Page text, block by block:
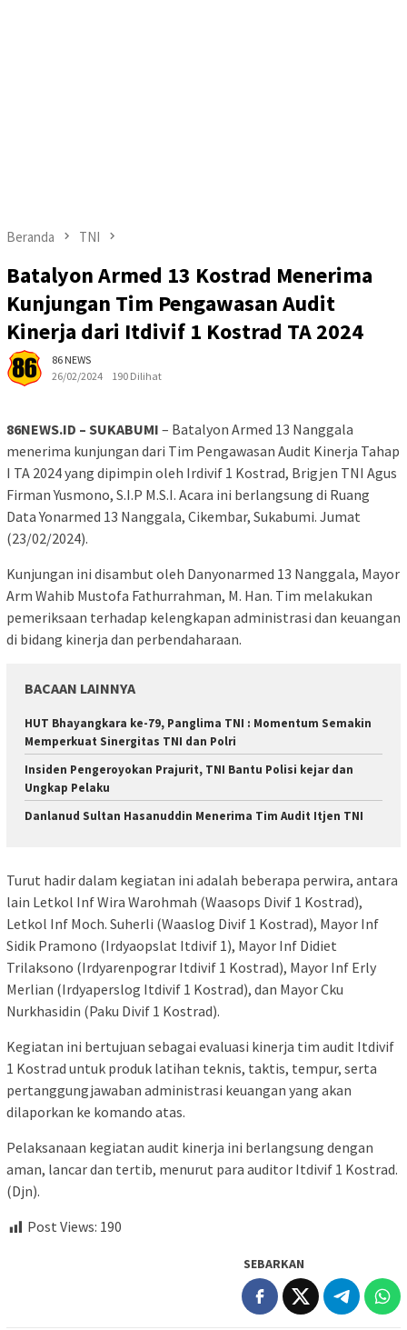
Beranda TNI
Batalyon Armed 13 Kostrad Menerima
Kunjungan Tim Pengawasan Audit
Kinerja dari Itdivif 1 Kostrad TA 2024
86 NEWS
26/02/2024
190 Dilihat
86NEWS.ID – SUKABUMI – Batalyon Armed 13 Nanggala
menerima kunjungan dari Tim Pengawasan Audit Kinerja Tahap
I TA 2024 yang dipimpin oleh Irdivif 1 Kostrad, Brigjen TNI Agus
Firman Yusmono, S.I.P M.S.I. Acara ini berlangsung di Ruang
Data Yonarmed 13 Nanggala, Cikembar, Sukabumi. Jumat
(23/02/2024).
Kunjungan ini disambut oleh Danyonarmed 13 Nanggala, Mayor
Arm Wahib Mustofa Fathurrahman, M. Han. Tim melakukan
pemeriksaan terhadap kelengkapan administrasi dan keuangan
di bidang kinerja dan perbendaharaan.
BACAAN LAINNYA
HUT Bhayangkara ke-79, Panglima TNI : Momentum Semakin
Memperkuat Sinergitas TNI dan Polri
Insiden Pengeroyokan Prajurit, TNI Bantu Polisi kejar dan
Ungkap Pelaku
Danlanud Sultan Hasanuddin Menerima Tim Audit Itjen TNI
Turut hadir dalam kegiatan ini adalah beberapa perwira, antara
lain Letkol Inf Wira Warohmah (Waasops Divif 1 Kostrad),
Letkol Inf Moch. Suherli (Waaslog Divif 1 Kostrad), Mayor Inf
Sidik Pramono (Irdyaopslat Itdivif 1), Mayor Inf Didiet
Trilaksono (Irdyarenpograr Itdivif 1 Kostrad), Mayor Inf Erly
Merlian (Irdyaperslog Itdivif 1 Kostrad), dan Mayor Cku
Nurkhasidin (Paku Divif 1 Kostrad).
Kegiatan ini bertujuan sebagai evaluasi kinerja tim audit Itdivif
1 Kostrad untuk produk latihan teknis, taktis, tempur, serta
pertanggungjawaban administrasi keuangan yang akan
dilaporkan ke komando atas.
Pelaksanaan kegiatan audit kinerja ini berlangsung dengan
aman, lancar dan tertib, menurut para auditor Itdivif 1 Kostrad.
(Djn).
Post Views: 190
SEBARKAN